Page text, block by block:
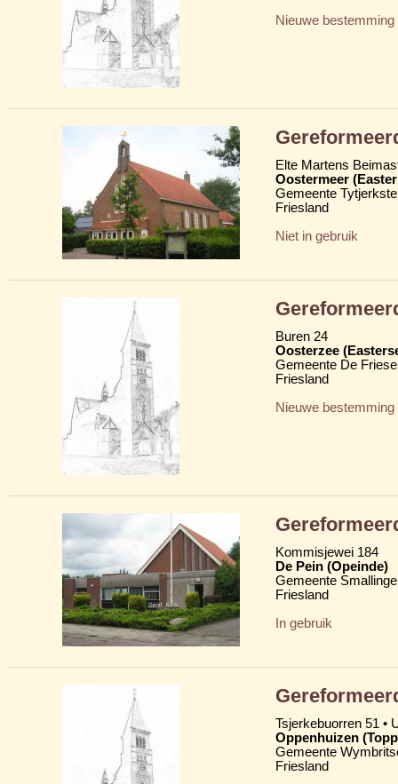
Nieuwe bestemming
Elte Martens
Oostermeer
Gemeente
Friesland
Niet in gebruik
Buren 24
Oosterzee
Gemeente De
Friesland
Nieuwe bestemming
Kommisjewei 184
De Pein (Opeinde)
Gemeente
Friesland
In gebruik
Tsjerkebuorren 51 •
Oppenhuizen
Gemeente
Friesland